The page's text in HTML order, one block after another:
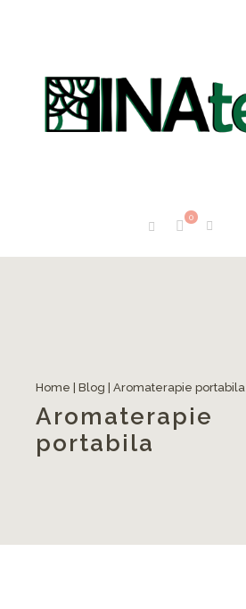
0
Home Blog Aromaterapie portabila
Aromaterapie
portabila